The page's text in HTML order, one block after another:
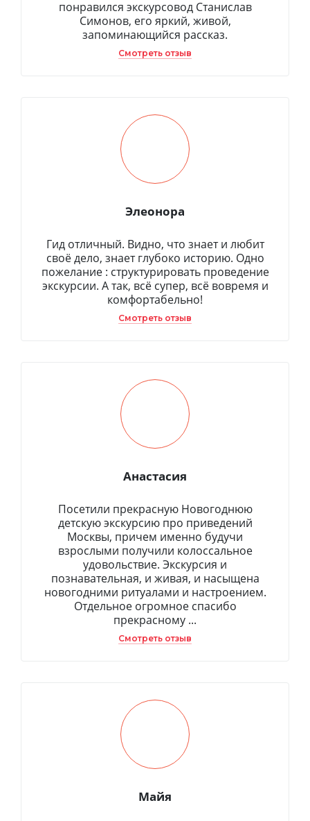
понравился экскурсовод Станислав
Симонов, его яркий, живой,
запоминающийся рассказ.
Смотреть отзыв
Элеонора
Гид отличный. Видно, что знает и любит
своё дело, знает глубоко историю. Одно
пожелание : структурировать проведение
экскурсии. А так, всё супер, всё вовремя и
комфортабельно!
Смотреть отзыв
Анастасия
Посетили прекрасную Новогоднюю
детскую экскурсию про приведений
Москвы, причем именно будучи
взрослыми получили колоссальное
удовольствие. Экскурсия и
познавательная, и живая, и насыщена
новогодними ритуалами и настроением.
Отдельное огромное спасибо
прекрасному ...
Смотреть отзыв
Майя